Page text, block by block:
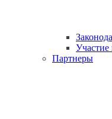
Участие
Партнеры